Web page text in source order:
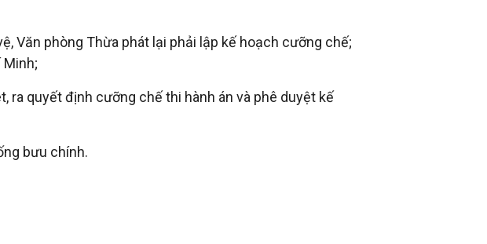
Văn phòng Thừa phát lại phải lập kế hoạch cưỡng chế;
Minh;
ra quyết định cưỡng chế thi hành án và phê duyệt kế
bưu chính.